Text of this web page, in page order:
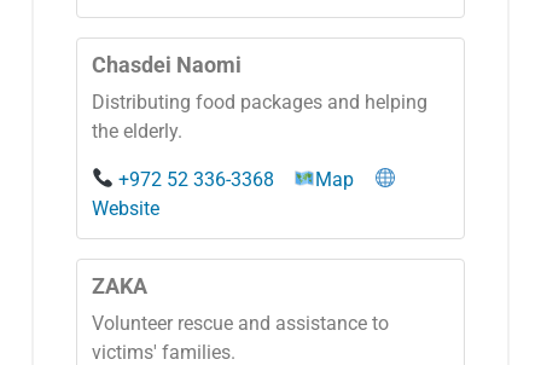
Chasdei Naomi
Distributing food packages and helping
the elderly.
+972 52 336-3368
Map
Website
ZAKA
Volunteer rescue and assistance to
victims' families.